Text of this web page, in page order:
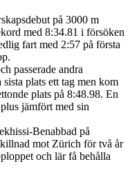
på 3000 m
med 8:34.81 i försöken
fart med 2:57 på första
passerade andra
plats ett tag men kom
plats på 8:48.98. En
jämfört med sin
Benabbad på
mot Zürich för två år
och lär få behålla